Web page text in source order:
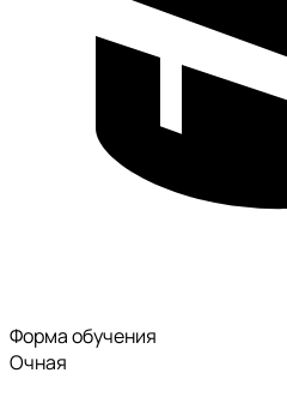
Форма обучения
Очная